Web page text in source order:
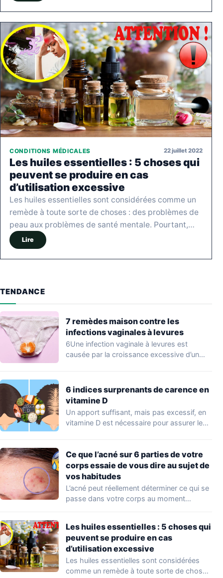
CONDITIONS MÉDICALES 22 juillet 2022
Les huiles essentielles : 5 choses qui
peuvent se produire en cas
d’utilisation excessive
Les huiles essentielles sont considérées comme un
remède à toute sorte de choses : des problèmes de
peau aux problèmes de santé mentale. Pourtant,…
Lire
TENDANCE
7 remèdes maison contre les
infections vaginales à levures
6Une infection vaginale à levures est
causée par la croissance excessive d’un
6 indices surprenants de carence en
vitamine D
Un apport suffisant, mais pas excessif, en
vitamine D est nécessaire pour assurer le…
Ce que l’acné sur 6 parties de votre
corps essaie de vous dire au sujet de
vos habitudes
L’acné peut réellement déterminer ce qui se
passe dans votre corps au moment
Les huiles essentielles : 5 choses qui
peuvent se produire en cas
d’utilisation excessive
Les huiles essentielles sont considérées
comme un remède à toute sorte de choses